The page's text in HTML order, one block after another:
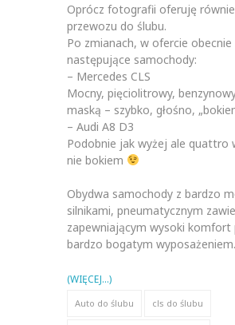
Oprócz fotografii oferuję
przewozu do ślubu.
Po zmianach, w ofercie obecnie
następujące samochody:
– Mercedes CLS
Mocny, pięciolitrowy,
maską – szybko, głośno,
– Audi A8 D3
Podobnie jak wyżej ale quattro
nie bokiem
Obydwa samochody z bardzo
silnikami, pneumatycznym
zapewniającym wysoki komfort
bardzo bogatym wyposażeniem.
(WIĘCEJ…)
Auto do ślubu cls do ślubu